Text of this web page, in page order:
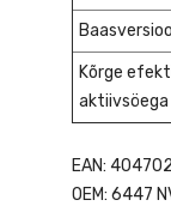
Kõrge
EAN:
OEM: 6447